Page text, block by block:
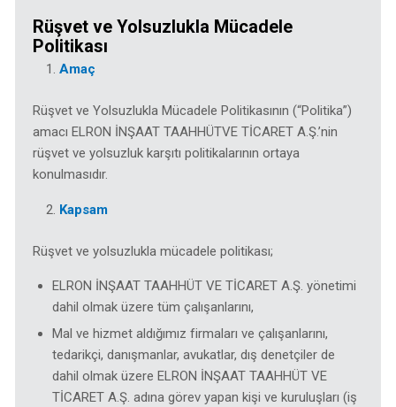
Rüşvet ve Yolsuzlukla Mücadele
Politikası
Amaç
Rüşvet ve Yolsuzlukla Mücadele Politikasının (“Politika”)
amacı ELRON İNŞAAT TAAHHÜTVE TİCARET A.Ş.’nin
rüşvet ve yolsuzluk karşıtı politikalarının ortaya
konulmasıdır.
Kapsam
Rüşvet ve yolsuzlukla mücadele politikası;
ELRON İNŞAAT TAAHHÜT VE TİCARET A.Ş. yönetimi
dahil olmak üzere tüm çalışanlarını,
Mal ve hizmet aldığımız firmaları ve çalışanlarını,
tedarikçi, danışmanlar, avukatlar, dış denetçiler de
dahil olmak üzere ELRON İNŞAAT TAAHHÜT VE
TİCARET A.Ş. adına görev yapan kişi ve kuruluşları (iş